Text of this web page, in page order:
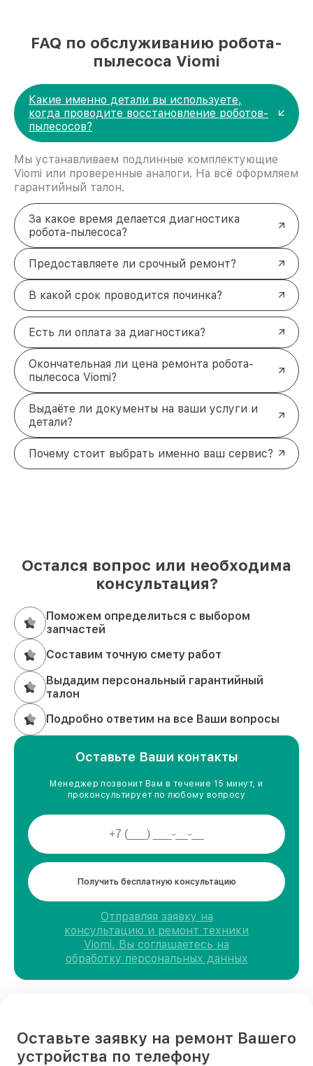
FAQ по обслуживанию робота-
пылесоса Viomi
Какие именно детали вы используете,
когда проводите восстановление роботов-
пылесосов?
Мы устанавливаем подлинные комплектующие
Viomi или проверенные аналоги. На всё оформляем
гарантийный талон.
За какое время делается диагностика
робота-пылесоса?
Предоставляете ли срочный ремонт?
В какой срок проводится починка?
Есть ли оплата за диагностика?
Окончательная ли цена ремонта робота-
пылесоса Viomi?
Выдаёте ли документы на ваши услуги и
детали?
Почему стоит выбрать именно ваш сервис?
Остался вопрос или необходима
консультация?
Поможем определиться с выбором
запчастей
Составим точную смету работ
Выдадим персональный гарантийный
талон
Подробно ответим на все Ваши вопросы
Оставьте Ваши контакты
Менеджер позвонит Вам в течение 15 минут, и
проконсультирует по любому вопросу
Получить бесплатную консультацию
Отправляя заявку на
консультацию и ремонт техники
Viomi, Вы соглашаетесь на
обработку персональных данных
Оставьте заявку на ремонт Вашего
устройства по телефону